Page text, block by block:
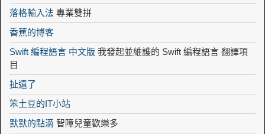
落格輸入法 專業雙拼
香蕉的博客
Swift 編程語言 中文版 我發起並維護的 Swift 編程語言 翻譯項
目
扯遠了
笨土豆的IT小站
默默的點滴 智障兒童歡樂多